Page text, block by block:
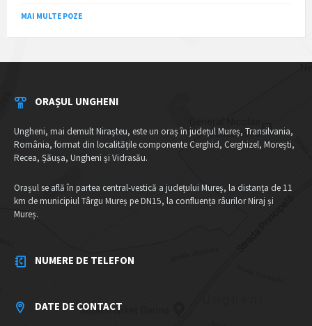
MAI MULTE POZE
ORAȘUL UNGHENI
Ungheni, mai demult Nirașteu, este un oraș în județul Mureș, Transilvania,
România, format din localitățile componente Cerghid, Cerghizel, Morești,
Recea, Șăușa, Ungheni și Vidrasău.
Orașul se află în partea central-vestică a județului Mureș, la distanța de 11
km de municipiul Târgu Mureș pe DN15, la confluența râurilor Niraj și
Mureș.
NUMERE DE TELEFON
DATE DE CONTACT